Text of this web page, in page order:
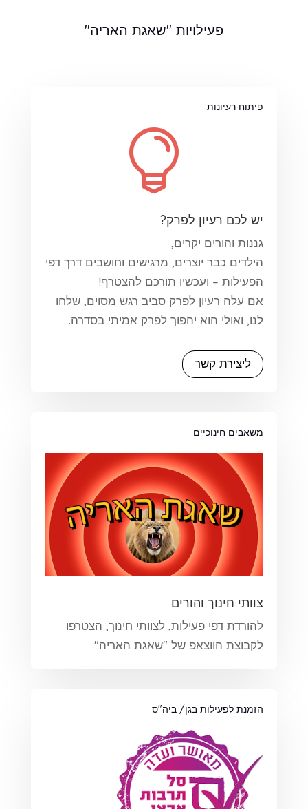
פעילויות "שאגת האריה"
פיתוח רעיונות

יש לכם רעיון לפרק?
גננות והורים יקרים,
הילדים כבר יוצרים, מרגישים וחושבים דרך דפי
הפעילות – ועכשיו תורכם להצטרף!
אם עלה רעיון לפרק סביב רגש מסוים, שלחו
לנו, ואולי הוא יהפוך לפרק אמיתי בסדרה.
ליצירת קשר
משאבים חינוכיים
צוותי חינוך והורים
להורדת דפי פעילות, לצוותי חינוך, הצטרפו
לקבוצת הווצאפ של "שאגת האריה"
הזמנת לפעילות בגן/ ביה"ס